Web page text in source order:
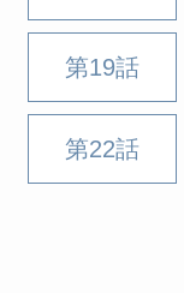
第19話
第22話